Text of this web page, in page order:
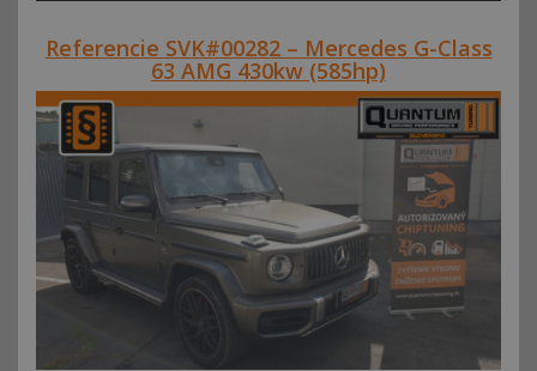
Referencie SVK#00282 – Mercedes G-Class
63 AMG 430kw (585hp)